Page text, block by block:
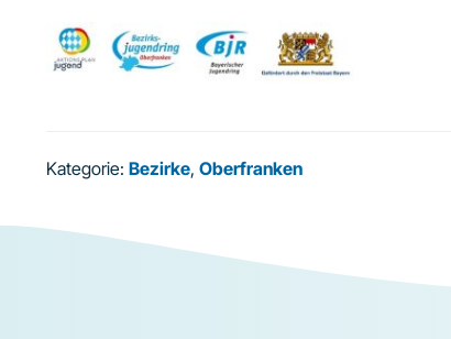
Kategorie: Bezirke, Oberfranken